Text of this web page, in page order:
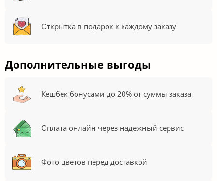
Открытка в подарок к каждому заказу
Дополнительные выгоды
Кешбек бонусами до 20% от суммы заказа
Оплата онлайн через надежный сервис
Фото цветов перед доставкой